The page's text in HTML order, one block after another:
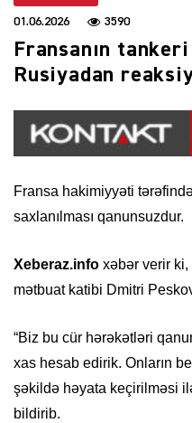
01.06.2026 3590
Fransanın
Rusiyadan
Fransa hakimiyyəti
saxlanılması qanunsuzdur.
Xeberaz.info xəbər verir
mətbuat katibi Dmitri
“Biz bu cür hərəkətləri
xas hesab edirik. Onların
şəkildə həyata keçirilməsi
bildirib.